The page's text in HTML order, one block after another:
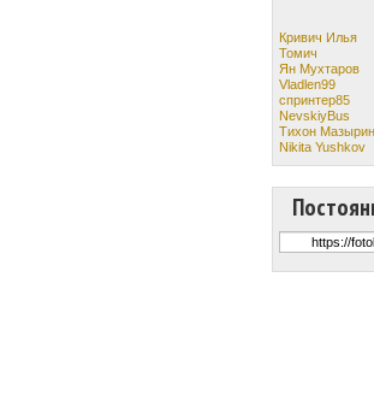
Кривич Илья
Томич
Ян Мухтаров
Vladlen99
спринтер85
NevskiyBus
Тихон Мазырин
Nikita Yushkov